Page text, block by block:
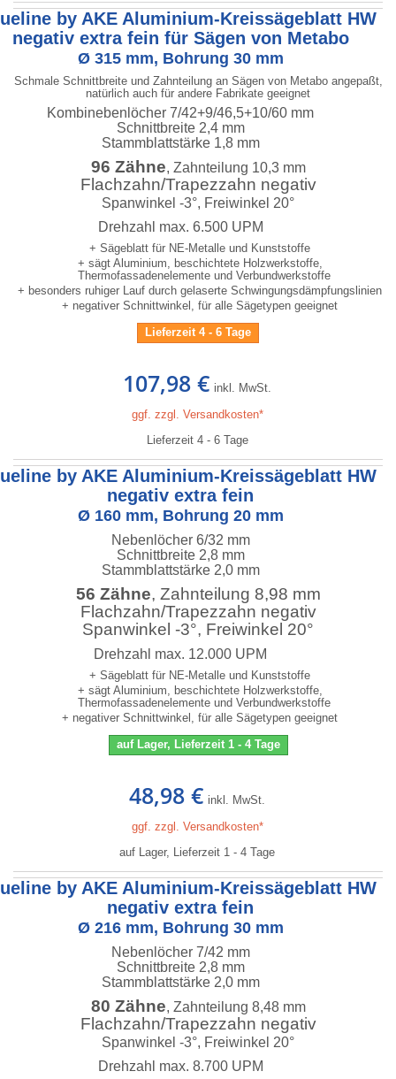
by AKE Aluminium-Kreissägeblatt HW
negativ extra fein für Sägen von Metabo
Ø 315 mm, Bohrung 30 mm
Schmale Schnittbreite und Zahnteilung an Sägen von Metabo angepaßt,
natürlich auch für andere Fabrikate geeignet
Kombinebenlöcher 7/42+9/46,5+10/60 mm
Schnittbreite 2,4 mm
Stammblattstärke 1,8 mm
96 Zähne, Zahnteilung 10,3 mm
Flachzahn/Trapezzahn negativ
Spanwinkel -3°, Freiwinkel 20°
Drehzahl max. 6.500 UPM
+ Sägeblatt für NE-Metalle und Kunststoffe
+ sägt Aluminium, beschichtete Holzwerkstoffe,
Thermofassadenelemente und Verbundwerkstoffe
+ besonders ruhiger Lauf durch gelaserte Schwingungsdämpfungslinien
+ negativer Schnittwinkel, für alle Sägetypen geeignet
Lieferzeit 4 - 6 Tage
107,98 € inkl. MwSt.
ggf. zzgl. Versandkosten*
Lieferzeit 4 - 6 Tage
by AKE Aluminium-Kreissägeblatt HW
negativ extra fein
Ø 160 mm, Bohrung 20 mm
Nebenlöcher 6/32 mm
Schnittbreite 2,8 mm
Stammblattstärke 2,0 mm
56 Zähne, Zahnteilung 8,98 mm
Flachzahn/Trapezzahn negativ
Spanwinkel -3°, Freiwinkel 20°
Drehzahl max. 12.000 UPM
+ Sägeblatt für NE-Metalle und Kunststoffe
+ sägt Aluminium, beschichtete Holzwerkstoffe,
Thermofassadenelemente und Verbundwerkstoffe
+ negativer Schnittwinkel, für alle Sägetypen geeignet
auf Lager, Lieferzeit 1 - 4 Tage
48,98 € inkl. MwSt.
ggf. zzgl. Versandkosten*
auf Lager, Lieferzeit 1 - 4 Tage
by AKE Aluminium-Kreissägeblatt HW
negativ extra fein
Ø 216 mm, Bohrung 30 mm
Nebenlöcher 7/42 mm
Schnittbreite 2,8 mm
Stammblattstärke 2,0 mm
80 Zähne, Zahnteilung 8,48 mm
Flachzahn/Trapezzahn negativ
Spanwinkel -3°, Freiwinkel 20°
Drehzahl max. 8.700 UPM